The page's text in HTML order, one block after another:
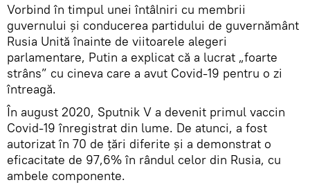
Vorbind în timpul unei întâlniri cu membrii
guvernului și conducerea partidului de guvernământ
Rusia Unită înainte de viitoarele alegeri
parlamentare, Putin a explicat că a lucrat „foarte
strâns” cu cineva care a avut Covid-19 pentru o zi
întreagă.
În august 2020, Sputnik V a devenit primul vaccin
Covid-19 înregistrat din lume. De atunci, a fost
autorizat în 70 de țări diferite și a demonstrat o
eficacitate de 97,6% în rândul celor din Rusia, cu
ambele componente.